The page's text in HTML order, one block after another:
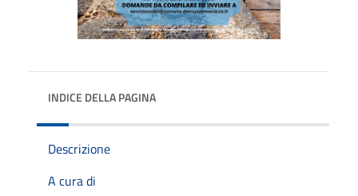
INDICE DELLA PAGINA
Descrizione
A cura di